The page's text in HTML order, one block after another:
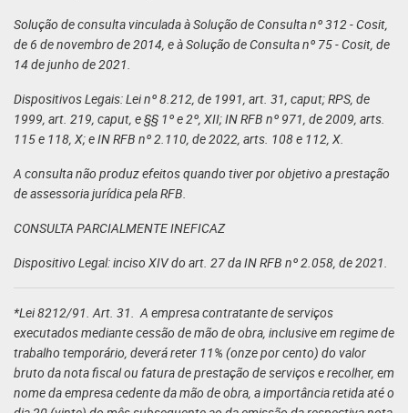
Solução de consulta vinculada à Solução de Consulta nº 312 - Cosit,
de 6 de novembro de 2014, e à Solução de Consulta nº 75 - Cosit, de
14 de junho de 2021.
Dispositivos Legais: Lei nº 8.212, de 1991, art. 31, caput; RPS, de
1999, art. 219, caput, e §§ 1º e 2º, XII; IN RFB nº 971, de 2009, arts.
115 e 118, X; e IN RFB nº 2.110, de 2022, arts. 108 e 112, X.
A consulta não produz efeitos quando tiver por objetivo a prestação
de assessoria jurídica pela RFB.
CONSULTA PARCIALMENTE INEFICAZ
Dispositivo Legal: inciso XIV do art. 27 da IN RFB nº 2.058, de 2021.
*Lei 8212/91. Art. 31. A empresa contratante de serviços
executados mediante cessão de mão de obra, inclusive em regime de
trabalho temporário, deverá reter 11% (onze por cento) do valor
bruto da nota fiscal ou fatura de prestação de serviços e recolher, em
nome da empresa cedente da mão de obra, a importância retida até o